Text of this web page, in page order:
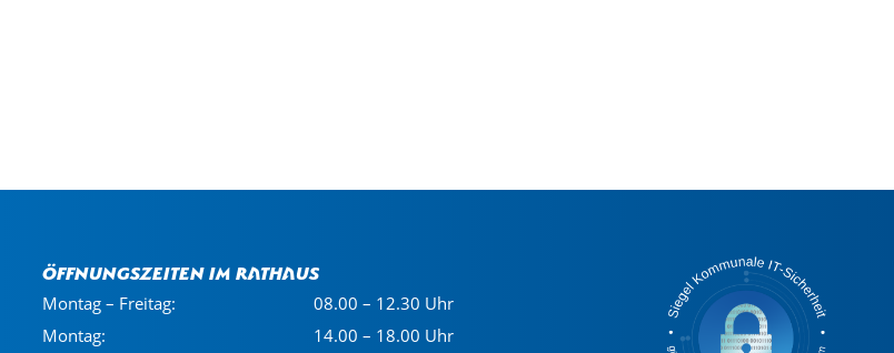
Öffnungszeiten im Rathaus
Montag – Freitag:
08.00 – 12.30 Uhr
Montag:
14.00 – 18.00 Uhr